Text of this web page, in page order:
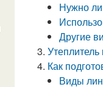
Нужно
Другие
Как
Виды